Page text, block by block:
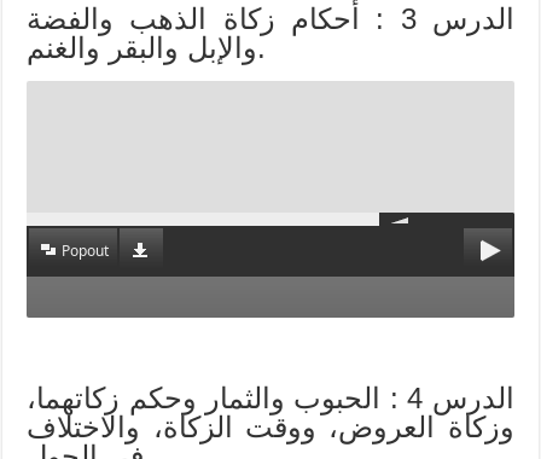
الدرس 3 : أحكام زكاة الذهب والفضة
والإبل والبقر والغنم.
Popout
الدرس 4 : الحبوب والثمار وحكم زكاتهما،
وزكاة العروض، ووقت الزكاة، والاختلاف